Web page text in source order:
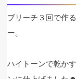
ブリーチ３回で作
ー。
ハイトーンで乾か